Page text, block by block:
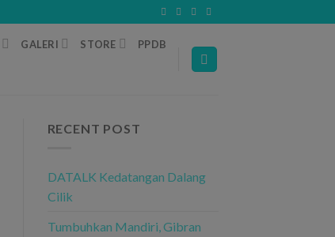
GALERI STORE PPDB
RECENT POST
DATALK Kedatangan Dalang
Cilik
Tumbuhkan Mandiri, Gibran